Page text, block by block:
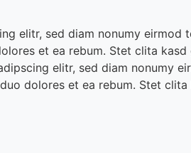
elitr, sed diam nonumy
et ea rebum. Stet clita
elitr, sed diam nonumy
dolores et ea rebum. Stet